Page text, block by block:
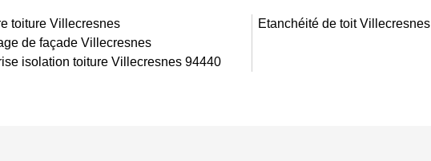
toiture Villecresnes
de façade Villecresnes
isolation toiture Villecresnes 94440
Etanchéité de toit Villecresnes